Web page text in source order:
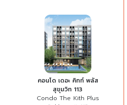
คอนโด เดอะ คิทท์ พลัส
สุขุมวิท 113
Condo The Kith Plus